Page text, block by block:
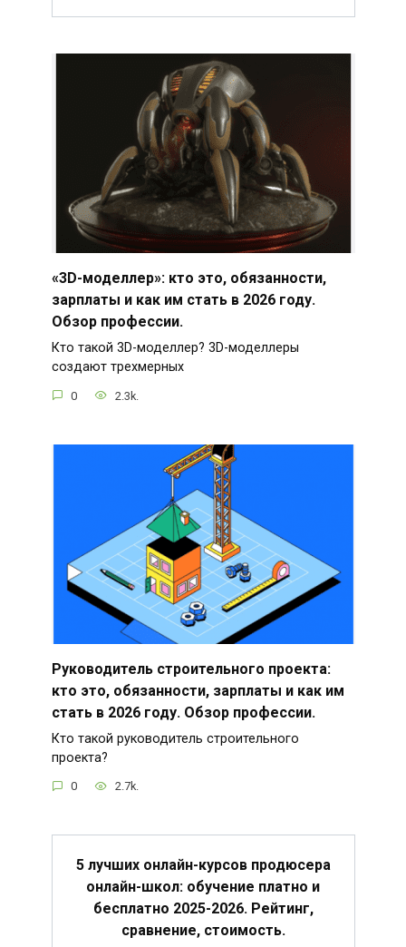
«3D-моделлер»: кто это, обязанности,
зарплаты и как им стать в 2026 году.
Обзор профессии.
Кто такой 3D-моделлер? 3D-моделлеры
создают трехмерных
0 2.3k.
Руководитель строительного проекта:
кто это, обязанности, зарплаты и как им
стать в 2026 году. Обзор профессии.
Кто такой руководитель строительного
проекта?
0 2.7k.
5 лучших онлайн-курсов продюсера
онлайн-школ: обучение платно и
бесплатно 2025-2026. Рейтинг,
сравнение, стоимость.